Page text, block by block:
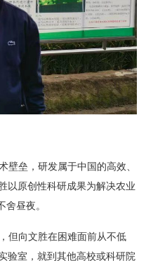
壁垒，研发属于中国的高效、
以原创性科研成果为解决农业
舍昼夜。
但向文胜在困难面前从不低
验室，就到其他高校或科研院